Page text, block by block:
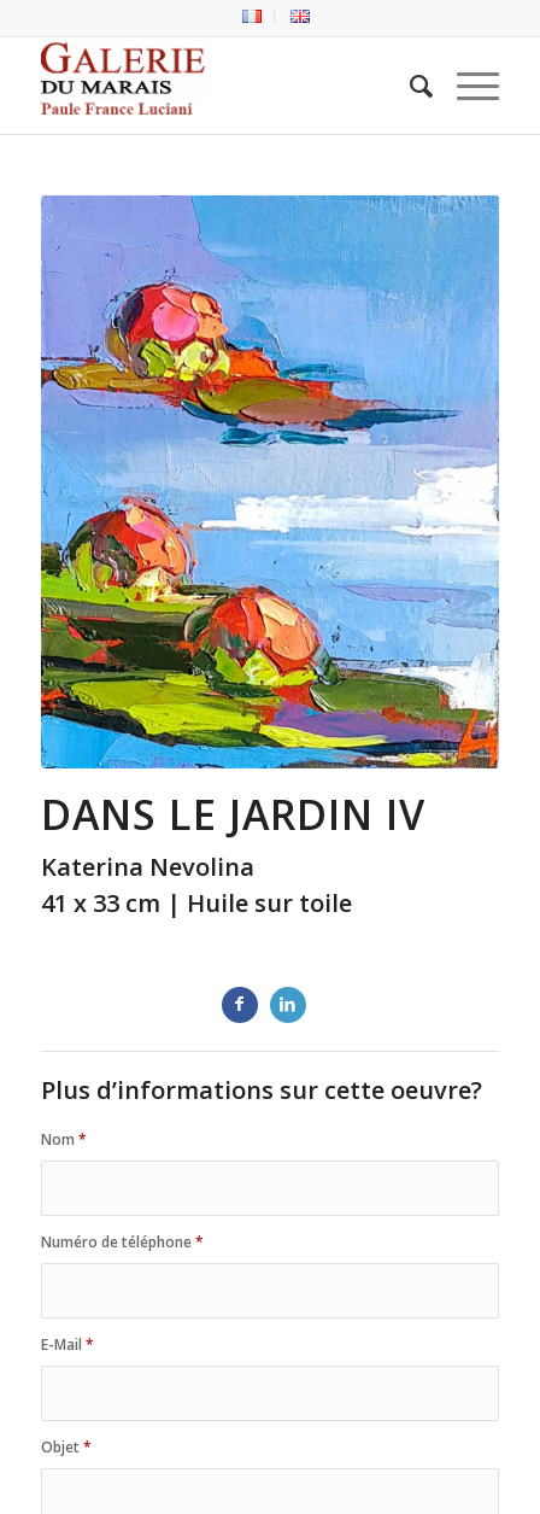
DANS LE JARDIN IV
Katerina Nevolina
41 x 33 cm | Huile sur toile
Plus d’informations sur cette oeuvre?
Nom *
Numéro de téléphone*
E-Mail *
Objet*